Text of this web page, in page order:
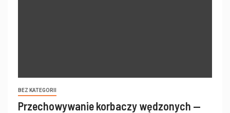
BEZ KATEGORII
Przechowywanie korbaczy wędzonych —